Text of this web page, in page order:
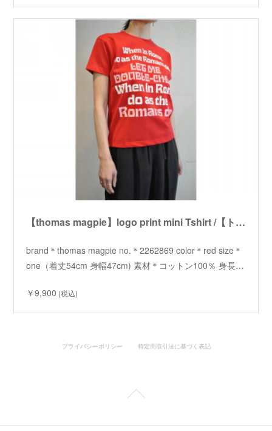
【thomas magpie】logo print mini Tshirt /【トーマスマグパイ】ロゴプリントミニTシャツ
brand＊thomas magpie no.＊2262869 color＊red size＊
one（着丈54cm 身幅47cm) 素材＊コットン100％ 身長…
￥9,900 (税込)
プライバシーポリシー 特定商取引法に基づく表記